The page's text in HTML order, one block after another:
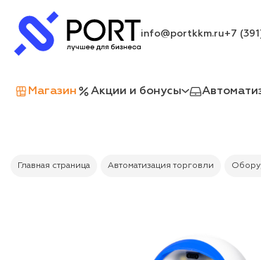
info@portkkm.ru+7
Магазин Акции и бонусы
Главная страница Автоматизация торговли